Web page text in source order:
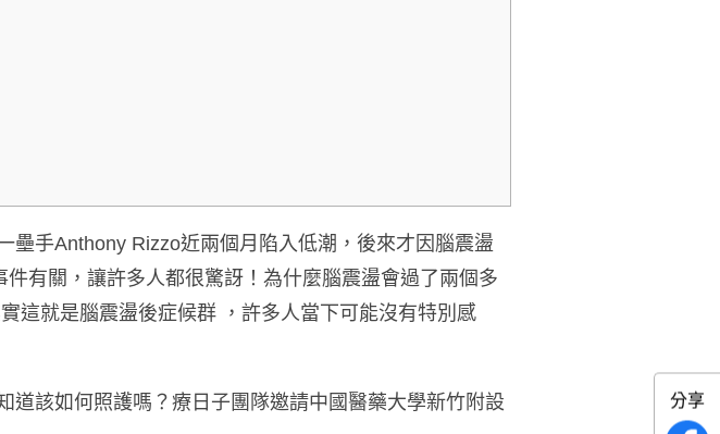
手Anthony Rizzo近兩個月陷入低潮，後來才因腦震盪
有關，讓許多人都很驚訝！為什麼腦震盪會過了兩個多
這就是腦震盪後症候群 ，許多人當下可能沒有特別感
該如何照護嗎？療日子團隊邀請中國醫藥大學新竹附設
分享